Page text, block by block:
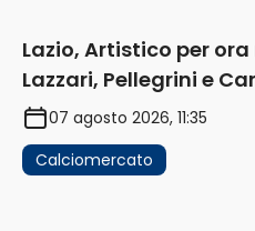
Lazio, Artistico per
Lazzari, Pellegrini e
in uscita
07 agosto 2026, 11:35
Calciomercato